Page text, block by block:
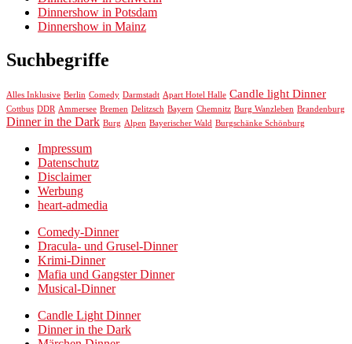
Dinnershow in Potsdam
Dinnershow in Mainz
Suchbegriffe
Alles Inklusive Berlin Comedy Darmstadt Apart Hotel Halle Candle light Dinner
Cottbus DDR Ammersee Bremen Delitzsch Bayern Chemnitz Burg Wanzleben Brandenburg
Dinner in the Dark Burg Alpen Bayerischer Wald Burgschänke Schönburg
Impressum
Datenschutz
Disclaimer
Werbung
heart-admedia
Comedy-Dinner
Dracula- und Grusel-Dinner
Krimi-Dinner
Mafia und Gangster Dinner
Musical-Dinner
Candle Light Dinner
Dinner in the Dark